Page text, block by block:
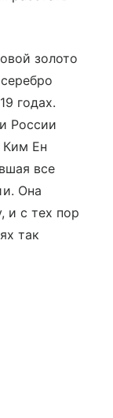
золото
годах.
России
Ким Ен
все
Она
и с тех пор
так